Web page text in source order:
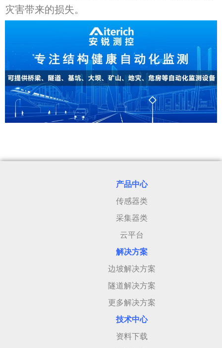
灾害带来的损失。
产品中心
传感器类
采集器类
云平台
解决方案
边坡解决方案
隧道解决方案
更多解决方案
技术中心
资料下载